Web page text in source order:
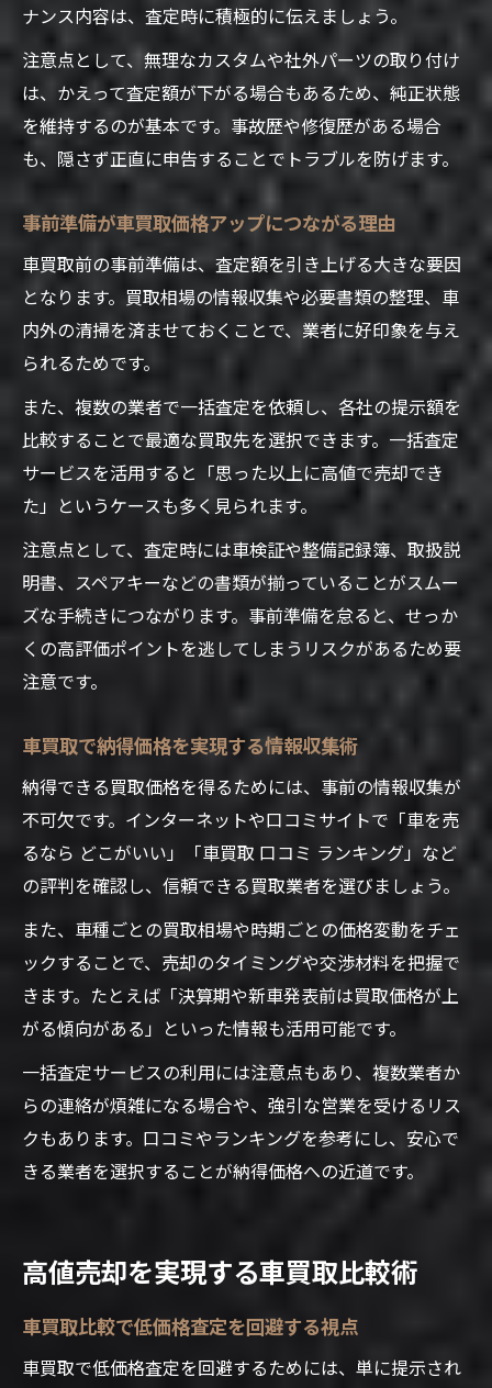
ナンス内容は、査定時に積極的に伝えましょう。
注意点として、無理なカスタムや社外パーツの取り付け
は、かえって査定額が下がる場合もあるため、純正状態
を維持するのが基本です。事故歴や修復歴がある場合
も、隠さず正直に申告することでトラブルを防げます。
事前準備が車買取価格アップにつながる理由
車買取前の事前準備は、査定額を引き上げる大きな要因
となります。買取相場の情報収集や必要書類の整理、車
内外の清掃を済ませておくことで、業者に好印象を与え
られるためです。
また、複数の業者で一括査定を依頼し、各社の提示額を
比較することで最適な買取先を選択できます。一括査定
サービスを活用すると「思った以上に高値で売却でき
た」というケースも多く見られます。
注意点として、査定時には車検証や整備記録簿、取扱説
明書、スペアキーなどの書類が揃っていることがスムー
ズな手続きにつながります。事前準備を怠ると、せっか
くの高評価ポイントを逃してしまうリスクがあるため要
注意です。
車買取で納得価格を実現する情報収集術
納得できる買取価格を得るためには、事前の情報収集が
不可欠です。インターネットや口コミサイトで「車を売
るなら どこがいい」「車買取 口コミ ランキング」など
の評判を確認し、信頼できる買取業者を選びましょう。
また、車種ごとの買取相場や時期ごとの価格変動をチェ
ックすることで、売却のタイミングや交渉材料を把握で
きます。たとえば「決算期や新車発表前は買取価格が上
がる傾向がある」といった情報も活用可能です。
一括査定サービスの利用には注意点もあり、複数業者か
らの連絡が煩雑になる場合や、強引な営業を受けるリス
クもあります。口コミやランキングを参考にし、安心で
きる業者を選択することが納得価格への近道です。
高値売却を実現する車買取比較術
車買取比較で低価格査定を回避する視点
車買取で低価格査定を回避するためには、単に提示され